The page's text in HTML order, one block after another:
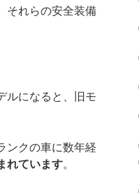
それらの安全装備
ルになると、旧モ
ンクの車に数年経
れています。